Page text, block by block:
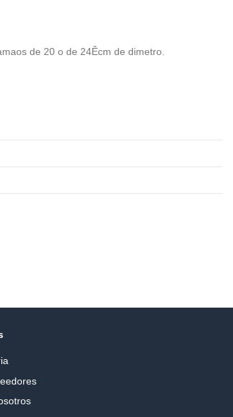
de 20 o de 24Êcm de dimetro.